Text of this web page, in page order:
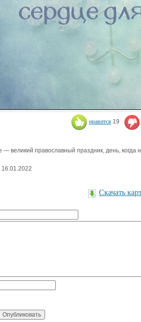
нравится 19
великий православный праздник, день, когда
16.01.2022
Скачать